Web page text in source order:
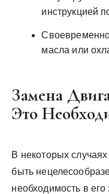
инструкцией
масла или
Замена
Это
В некоторых
быть
необходимость в